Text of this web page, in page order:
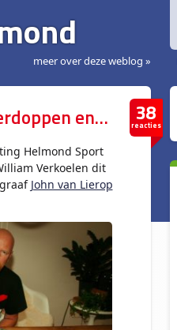
meer over deze weblog »
38
reacties
en…
Helmond Sport
Verkoelen dit
John van Lierop